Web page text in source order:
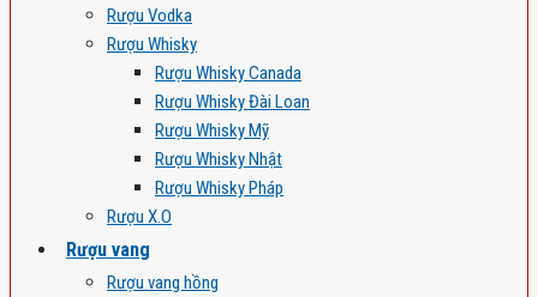
Rượu Vodka
Rượu Whisky
Rượu Whisky Canada
Rượu Whisky Đài Loan
Rượu Whisky Mỹ
Rượu Whisky Nhật
Rượu Whisky Pháp
Rượu X.O
Rượu vang
Rượu vang hồng